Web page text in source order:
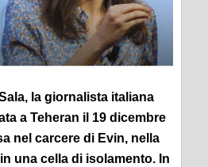
la giornalista italiana
a Teheran il 19 dicembre
nel carcere di Evin, nella
una cella di isolamento. In